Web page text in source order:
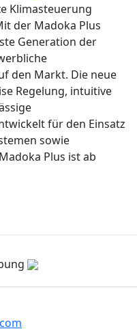
Klimasteuerung
der Madoka Plus
Generation der
den Markt. Die neue
Regelung, intuitive
für den Einsatz
sowie
Plus ist ab